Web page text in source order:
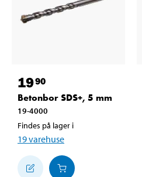
1990
Betonbor SDS+, 5 mm
19-4000
Findes på lager i
19varehuse